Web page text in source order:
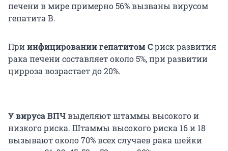
печени в мире примерно 56% вызваны вирусом
гепатита В.
Приинфицировании гепатитом Сриск развития
рака печени составляет около 5%, при развитии
цирроза возрастает до 20%.
У вируса ВПЧвыделяют штаммы высокого и
низкого риска. Штаммы высокого риска 16 и 18
вызывают около 70% всех случаев рака шейки